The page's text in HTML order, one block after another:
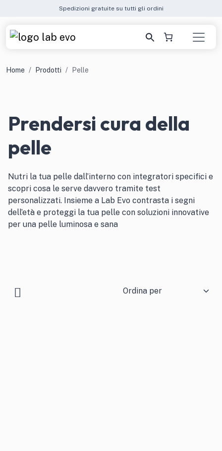
Spedizioni gratuite su tutti gli ordini
Home Prodotti Pelle
Prendersi cura della
pelle
Nutri la tua pelle dall’interno con integratori specifici e
scopri cosa le serve davvero tramite test
personalizzati. Insieme a Lab Evo contrasta i segni
dell’età e proteggi la tua pelle con soluzioni innovative
per una pelle luminosa e sana